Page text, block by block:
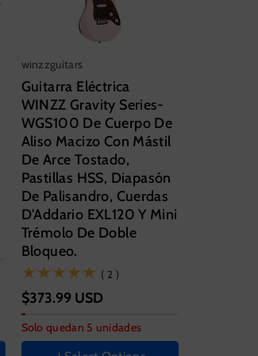
winzzguitars
Guitarra Eléctrica
WINZZ Gravity Series-
WGS100 De Cuerpo De
Aliso Macizo Con Mástil
De Arce Tostado,
Pastillas HSS, Diapasón
De Palisandro, Cuerdas
D'Addario EXL120 Y Mini
Trémolo De Doble
Bloqueo.
(2)
( 2 )
$373.99 USD
Solo quedan 5 unidades
Guitar size
39 Inch
Hand Orientation
Color del instrumento